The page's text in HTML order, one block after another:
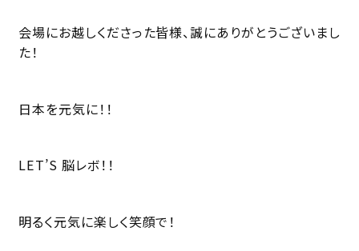
会場にお越しくださった皆様、誠にありがとうございまし
た！
日本を元気に！！
LET’S 脳レボ！！
明るく元気に楽しく笑顔で！